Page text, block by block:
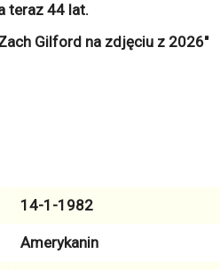
teraz 44 lat.
14-1-1982
Amerykanin